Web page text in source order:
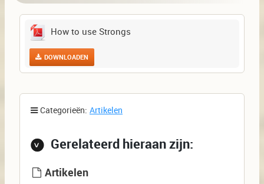
How to use Strongs
DOWNLOADEN
Categorieën: Artikelen
Gerelateerd hieraan zijn:
Artikelen